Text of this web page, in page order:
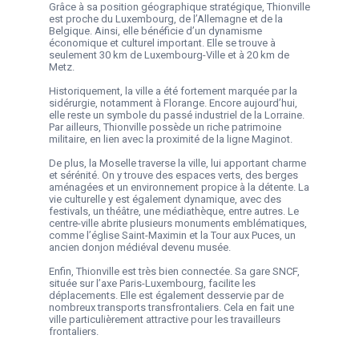
Grâce à sa position géographique stratégique, Thionville
est proche du Luxembourg, de l’Allemagne et de la
Belgique. Ainsi, elle bénéficie d’un dynamisme
économique et culturel important. Elle se trouve à
seulement 30 km de Luxembourg-Ville et à 20 km de
Metz.
Historiquement, la ville a été fortement marquée par la
sidérurgie, notamment à Florange. Encore aujourd’hui,
elle reste un symbole du passé industriel de la Lorraine.
Par ailleurs, Thionville possède un riche patrimoine
militaire, en lien avec la proximité de la ligne Maginot.
De plus, la Moselle traverse la ville, lui apportant charme
et sérénité. On y trouve des espaces verts, des berges
aménagées et un environnement propice à la détente. La
vie culturelle y est également dynamique, avec des
festivals, un théâtre, une médiathèque, entre autres. Le
centre-ville abrite plusieurs monuments emblématiques,
comme l’église Saint-Maximin et la Tour aux Puces, un
ancien donjon médiéval devenu musée.
Enfin, Thionville est très bien connectée. Sa gare SNCF,
située sur l’axe Paris-Luxembourg, facilite les
déplacements. Elle est également desservie par de
nombreux transports transfrontaliers. Cela en fait une
ville particulièrement attractive pour les travailleurs
frontaliers.